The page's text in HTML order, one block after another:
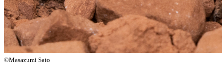
©Masazumi Sato